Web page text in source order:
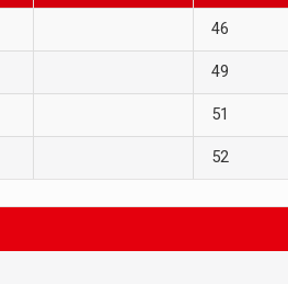
46
49
51
52